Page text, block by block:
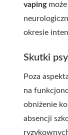
vapingmoże
okresie
Skutki
Poza
na
obniżenie
absencji